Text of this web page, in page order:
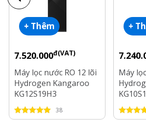
+ Thêm
7.520.000đ(VAT)
Máy lọc nước RO 12 lõi
Hydrogen Kangaroo
KG12S19H3
38
+
Máy